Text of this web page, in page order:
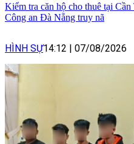
Kiểm tra căn hộ cho thuê tại
Công an Đà Nẵng truy nã
HÌNH SỰ14:12 | 07/08/2026